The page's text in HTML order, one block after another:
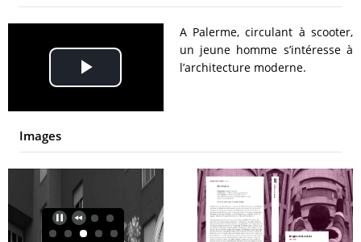
Play
Video
A Palerme, circulant à scooter,
un jeune homme s’intéresse à
l’architecture moderne.
Images